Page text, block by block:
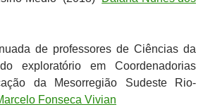
de professores de Ciências da
exploratório em Coordenadorias
da Mesorregião Sudeste Rio-
Fonseca Vivian